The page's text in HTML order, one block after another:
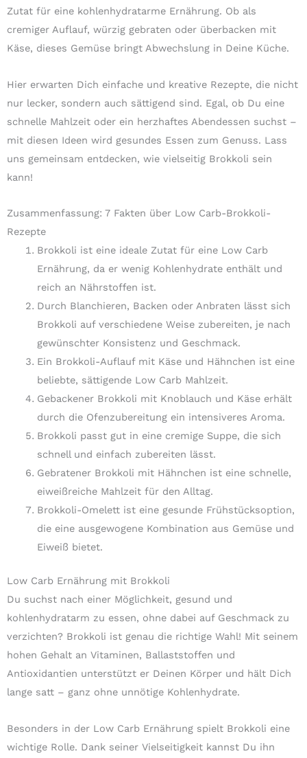
Zutat für eine kohlenhydratarme Ernährung. Ob als
cremiger Auflauf, würzig gebraten oder überbacken mit
Käse, dieses Gemüse bringt Abwechslung in Deine Küche.
Hier erwarten Dich einfache und kreative Rezepte, die nicht
nur lecker, sondern auch sättigend sind. Egal, ob Du eine
schnelle Mahlzeit oder ein herzhaftes Abendessen suchst –
mit diesen Ideen wird gesundes Essen zum Genuss. Lass
uns gemeinsam entdecken, wie vielseitig Brokkoli sein
kann!
Zusammenfassung: 7 Fakten über Low Carb-Brokkoli-
Rezepte
Brokkoli ist eine ideale Zutat für eine Low Carb
Ernährung, da er wenig Kohlenhydrate enthält und
reich an Nährstoffen ist.
Durch Blanchieren, Backen oder Anbraten lässt sich
Brokkoli auf verschiedene Weise zubereiten, je nach
gewünschter Konsistenz und Geschmack.
Ein Brokkoli-Auflauf mit Käse und Hähnchen ist eine
beliebte, sättigende Low Carb Mahlzeit.
Gebackener Brokkoli mit Knoblauch und Käse erhält
durch die Ofenzubereitung ein intensiveres Aroma.
Brokkoli passt gut in eine cremige Suppe, die sich
schnell und einfach zubereiten lässt.
Gebratener Brokkoli mit Hähnchen ist eine schnelle,
eiweißreiche Mahlzeit für den Alltag.
Brokkoli-Omelett ist eine gesunde Frühstücksoption,
die eine ausgewogene Kombination aus Gemüse und
Eiweiß bietet.
Low Carb Ernährung mit Brokkoli
Du suchst nach einer Möglichkeit, gesund und
kohlenhydratarm zu essen, ohne dabei auf Geschmack zu
verzichten? Brokkoli ist genau die richtige Wahl! Mit seinem
hohen Gehalt an Vitaminen, Ballaststoffen und
Antioxidantien unterstützt er Deinen Körper und hält Dich
lange satt – ganz ohne unnötige Kohlenhydrate.
Besonders in der Low Carb Ernährung spielt Brokkoli eine
wichtige Rolle. Dank seiner Vielseitigkeit kannst Du ihn